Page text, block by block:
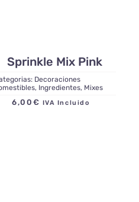
Sprinkle Mix Pink
Decoraciones
, Ingredientes, Mixes
6,00 € IVA Incluido